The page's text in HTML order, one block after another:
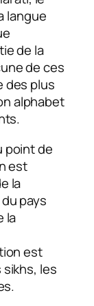
langue
de la
de ces
des plus
alphabet
point de
est
la
pays
la
est
les